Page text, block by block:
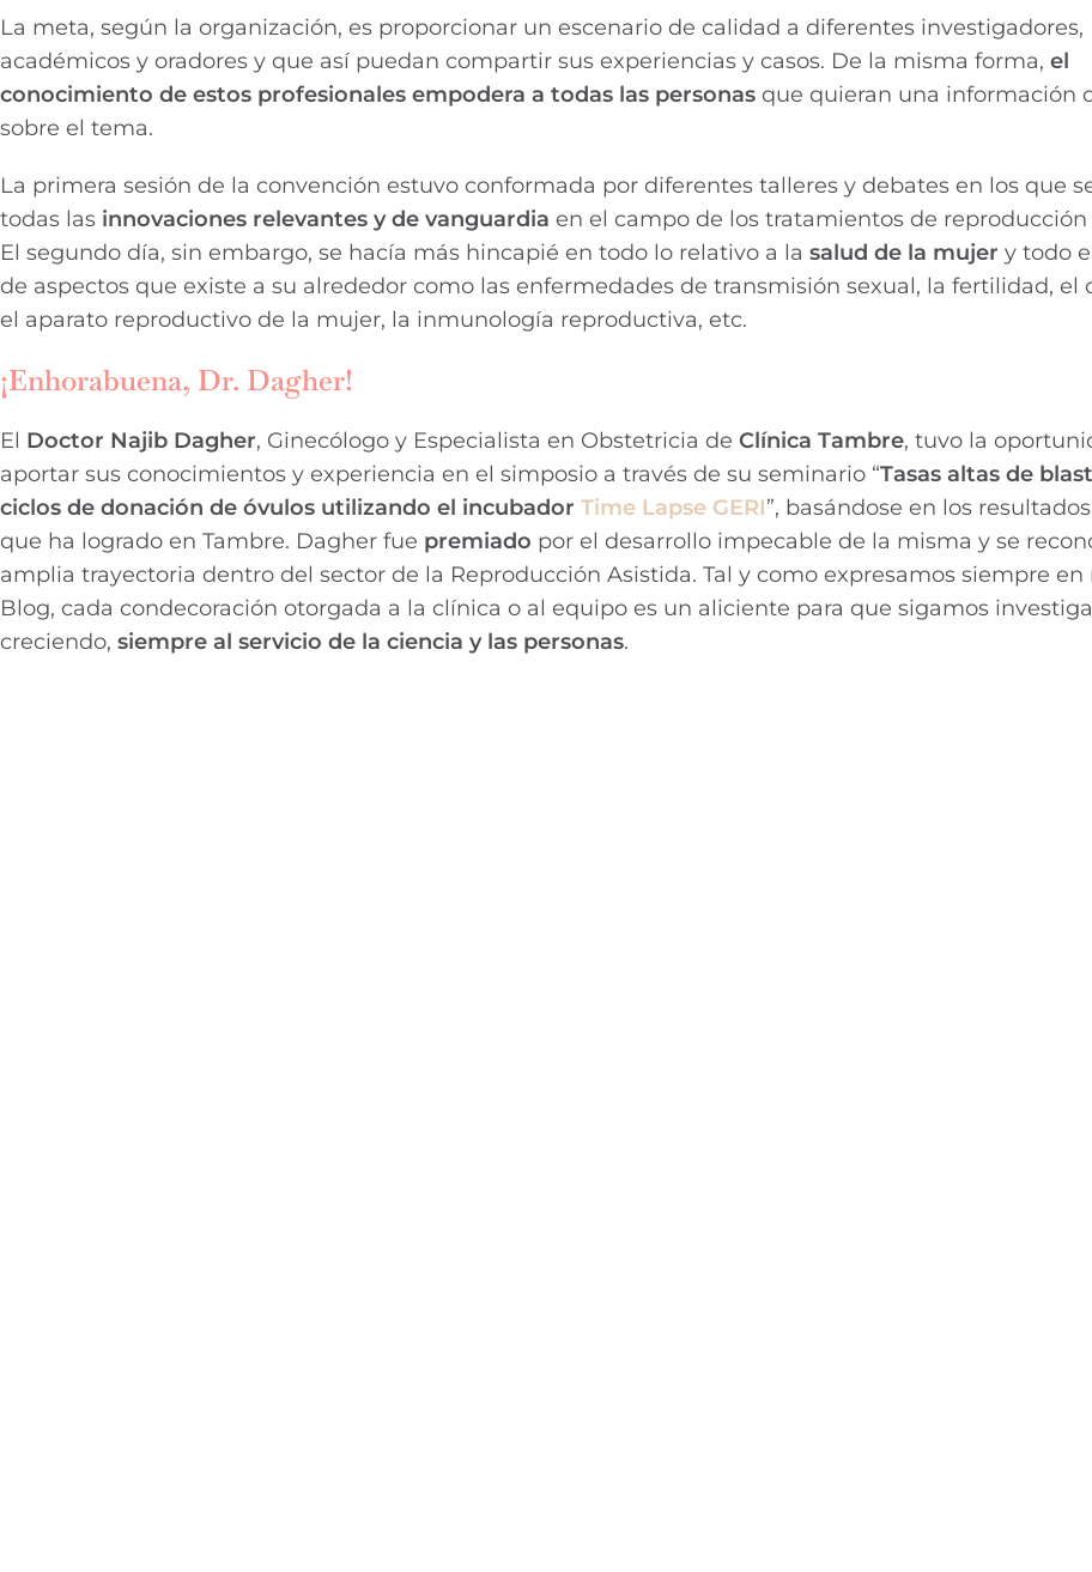
La meta, según la organización, es proporcionar un escenario de calidad a diferentes investigadores,
académicos y oradores y que así puedan compartir sus experiencias y casos. De la misma forma, el
conocimiento de estos profesionales empodera a todas las personas que quieran una información
sobre el tema.
La primera sesión de la convención estuvo conformada por diferentes talleres y debates en los que
todas las innovaciones relevantes y de vanguardia en el campo de los tratamientos de reproducción
El segundo día, sin embargo, se hacía más hincapié en todo lo relativo a la salud de la mujer y todo
de aspectos que existe a su alrededor como las enfermedades de transmisión sexual, la fertilidad, el
el aparato reproductivo de la mujer, la inmunología reproductiva, etc.
¡Enhorabuena, Dr. Dagher!
El Doctor Najib Dagher, Ginecólogo y Especialista en Obstetricia de Clínica Tambre, tuvo la
aportar sus conocimientos y experiencia en el simposio a través de su seminario “Tasas altas de
ciclos de donación de óvulos utilizando el incubador Time Lapse GERI”, basándose en los
que ha logrado en Tambre. Dagher fue premiado por el desarrollo impecable de la misma y se
amplia trayectoria dentro del sector de la Reproducción Asistida. Tal y como expresamos siempre en
Blog, cada condecoración otorgada a la clínica o al equipo es un aliciente para que sigamos
creciendo, siempre al servicio de la ciencia y las personas.